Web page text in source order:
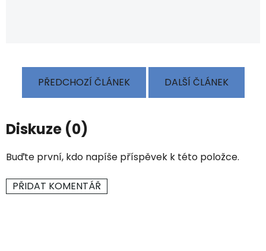
PŘEDCHOZÍ ČLÁNEK DALŠÍ ČLÁNEK
Diskuze (0)
Buďte první, kdo napíše příspěvek k této položce.
PŘIDAT KOMENTÁŘ